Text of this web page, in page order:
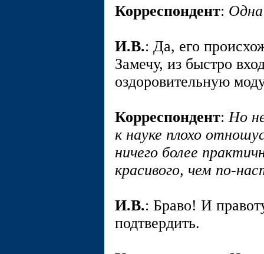
Корреспондент:
И.В.: Да, его
Замечу, из быстро
оздоровительную
Корреспондент:Но
к науке плохо
ничего более
красивого, чем по-
И.В.: Браво! И
подтвердить.